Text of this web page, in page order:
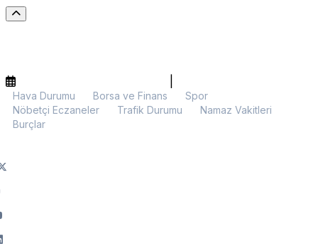
Hava Durumu Borsa ve Finans
Spor
Nöbetçi Eczaneler
Trafik Durumu
Namaz Vakitleri
Burçlar